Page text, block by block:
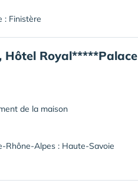
: Finistère
Hôtel Royal*****Palace
de la maison
Rhône-Alpes : Haute-Savoie